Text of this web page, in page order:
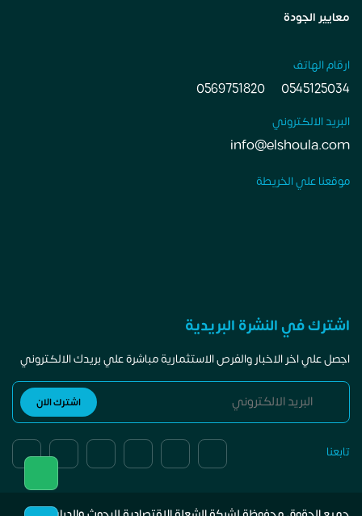
معايير الجودة
ارقام الهاتف
0545125034
0569751820
البريد الالكتروني
info@elshoula.com
موقعنا علي الخريطة
اشترك في النشرة البريدية
اجصل علي اخر الاخبار والفرص الاستثمارية مباشرة علي بريدك الالكتروني
تابعنا